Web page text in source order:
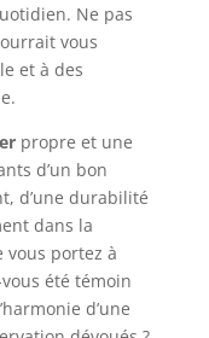
Ne pas
vous
et à des
propre et une
d’un bon
d’une durabilité
dans la
vous portez à
été témoin
d’une